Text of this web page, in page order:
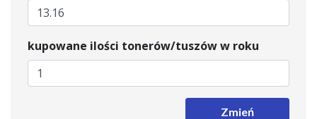
kupowane ilości tonerów/tuszów w roku
Zmień